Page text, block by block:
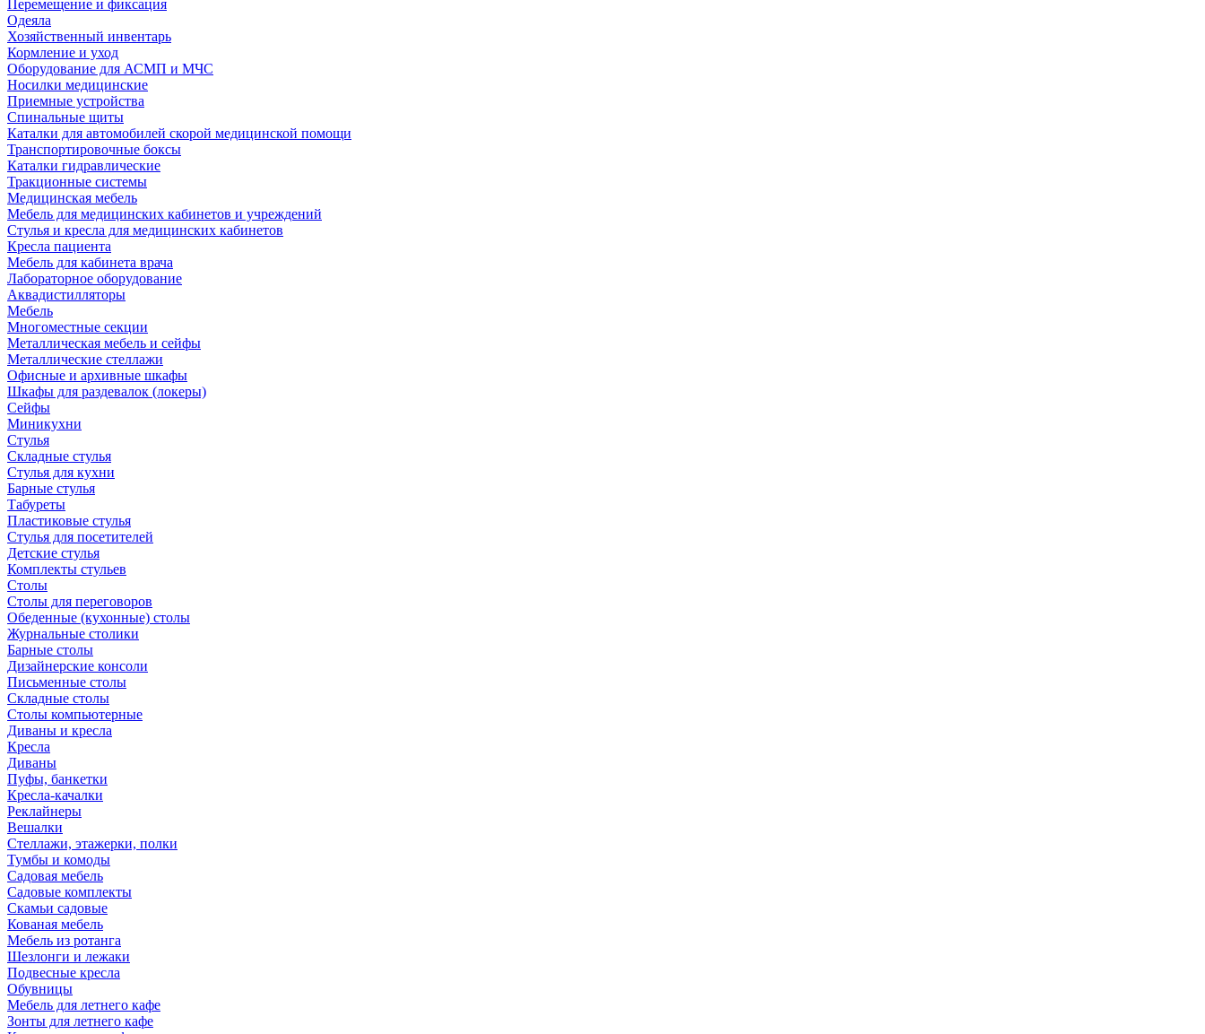
Перемещение и фиксация
Одеяла
Хозяйственный инвентарь
Кормление и уход
Оборудование для АСМП и МЧС
Носилки медицинские
Приемные устройства
Спинальные щиты
Каталки для автомобилей скорой медицинской помощи
Транспортировочные боксы
Каталки гидравлические
Тракционные системы
Медицинская мебель
Мебель для медицинских кабинетов и учреждений
Стулья и кресла для медицинских кабинетов
Кресла пациента
Мебель для кабинета врача
Лабораторное оборудование
Аквадистилляторы
Мебель
Многоместные секции
Металлическая мебель и сейфы
Металлические стеллажи
Офисные и архивные шкафы
Шкафы для раздевалок (локеры)
Сейфы
Миникухни
Стулья
Складные стулья
Стулья для кухни
Барные стулья
Табуреты
Пластиковые стулья
Стулья для посетителей
Детские стулья
Комплекты стульев
Столы
Столы для переговоров
Обеденные (кухонные) столы
Журнальные столики
Барные столы
Дизайнерские консоли
Письменные столы
Складные столы
Столы компьютерные
Диваны и кресла
Кресла
Диваны
Пуфы, банкетки
Кресла-качалки
Реклайнеры
Вешалки
Стеллажи, этажерки, полки
Тумбы и комоды
Садовая мебель
Садовые комплекты
Скамьи садовые
Кованая мебель
Мебель из ротанга
Шезлонги и лежаки
Подвесные кресла
Обувницы
Мебель для летнего кафе
Зонты для летнего кафе